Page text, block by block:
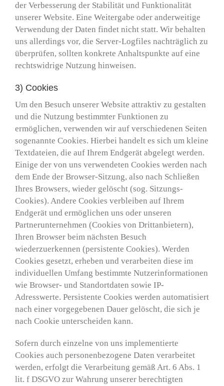
der Verbesserung der Stabilität und Funktionalität
unserer Website. Eine Weitergabe oder anderweitige
Verwendung der Daten findet nicht statt. Wir behalten
uns allerdings vor, die Server-Logfiles nachträglich zu
überprüfen, sollten konkrete Anhaltspunkte auf eine
rechtswidrige Nutzung hinweisen.
3) Cookies
Um den Besuch unserer Website attraktiv zu gestalten
und die Nutzung bestimmter Funktionen zu
ermöglichen, verwenden wir auf verschiedenen Seiten
sogenannte Cookies. Hierbei handelt es sich um kleine
Textdateien, die auf Ihrem Endgerät abgelegt werden.
Einige der von uns verwendeten Cookies werden nach
dem Ende der Browser-Sitzung, also nach Schließen
Ihres Browsers, wieder gelöscht (sog. Sitzungs-
Cookies). Andere Cookies verbleiben auf Ihrem
Endgerät und ermöglichen uns oder unseren
Partnerunternehmen (Cookies von Drittanbietern),
Ihren Browser beim nächsten Besuch
wiederzuerkennen (persistente Cookies). Werden
Cookies gesetzt, erheben und verarbeiten diese im
individuellen Umfang bestimmte Nutzerinformationen
wie Browser- und Standortdaten sowie IP-
Adresswerte. Persistente Cookies werden automatisiert
nach einer vorgegebenen Dauer gelöscht, die sich je
nach Cookie unterscheiden kann.
Sofern durch einzelne von uns implementierte
Cookies auch personenbezogene Daten verarbeitet
werden, erfolgt die Verarbeitung gemäß Art. 6 Abs. 1
lit. f DSGVO zur Wahrung unserer berechtigten